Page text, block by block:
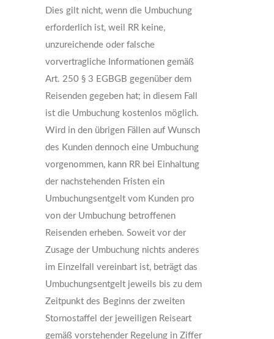
Dies gilt nicht, wenn die Umbuchung
erforderlich ist, weil RR keine,
unzureichende oder falsche
vorvertragliche Informationen gemäß
Art. 250 § 3 EGBGB gegenüber dem
Reisenden gegeben hat; in diesem Fall
ist die Umbuchung kostenlos möglich.
Wird in den übrigen Fällen auf Wunsch
des Kunden dennoch eine Umbuchung
vorgenommen, kann RR bei Einhaltung
der nachstehenden Fristen ein
Umbuchungsentgelt vom Kunden pro
von der Umbuchung betroffenen
Reisenden erheben. Soweit vor der
Zusage der Umbuchung nichts anderes
im Einzelfall vereinbart ist, beträgt das
Umbuchungsentgelt jeweils bis zu dem
Zeitpunkt des Beginns der zweiten
Stornostaffel der jeweiligen Reiseart
gemäß vorstehender Regelung in Ziffer